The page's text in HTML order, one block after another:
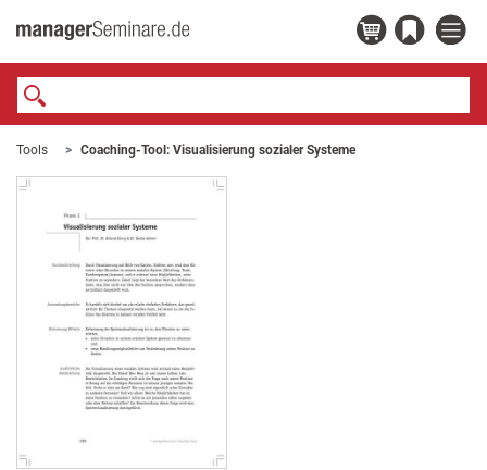
Tools Coaching-Tool: Visualisierung sozialer Systeme